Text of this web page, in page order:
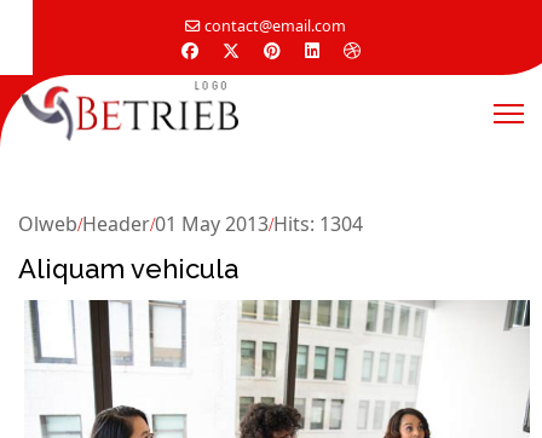
contact@email.com
Aliquam vehicula
Olweb Header01 May 2013Hits: 1304